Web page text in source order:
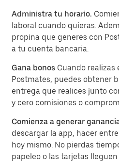
Administra tu horario.
laboral cuando quieras.
propina que generes con
a tu cuenta bancaria.
Gana bonos Cuando realizas
Postmates, puedes obtener
entrega que realices junto
y cero comisiones o
Comienza a generar
descargar la app, hacer
hoy mismo. No pierdas
papeleo o las tarjetas